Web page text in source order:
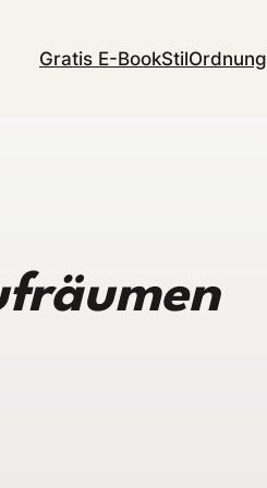
Gratis E-BookStilOrdnung